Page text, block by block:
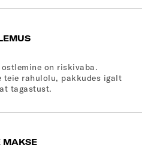
on riskivaba.
teie rahulolu, pakkudes igalt
tagastust.
MAKSE